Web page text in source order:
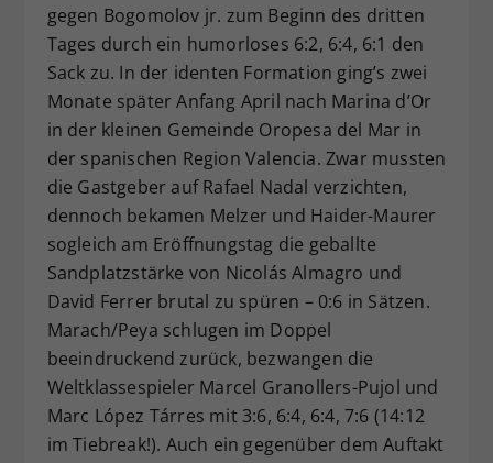
gegen Bogomolov jr. zum Beginn des dritten
Tages durch ein humorloses 6:2, 6:4, 6:1 den
Sack zu. In der identen Formation ging’s zwei
Monate später Anfang April nach Marina d’Or
in der kleinen Gemeinde Oropesa del Mar in
der spanischen Region Valencia. Zwar mussten
die Gastgeber auf Rafael Nadal verzichten,
dennoch bekamen Melzer und Haider-Maurer
sogleich am Eröffnungstag die geballte
Sandplatzstärke von Nicolás Almagro und
David Ferrer brutal zu spüren – 0:6 in Sätzen.
Marach/Peya schlugen im Doppel
beeindruckend zurück, bezwangen die
Weltklassespieler Marcel Granollers-Pujol und
Marc López Tárres mit 3:6, 6:4, 6:4, 7:6 (14:12
im Tiebreak!). Auch ein gegenüber dem Auftakt